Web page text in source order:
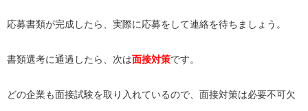
応募書類が完成したら、実際に応募をして連絡を待ちましょう。
書類選考に通過したら、次は面接対策です。
どの企業も面接試験を取り入れているので、面接対策は必要不可欠